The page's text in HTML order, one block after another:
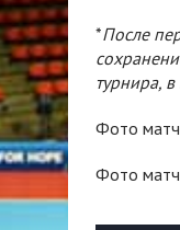
*После
турнира,
Фото
Фото